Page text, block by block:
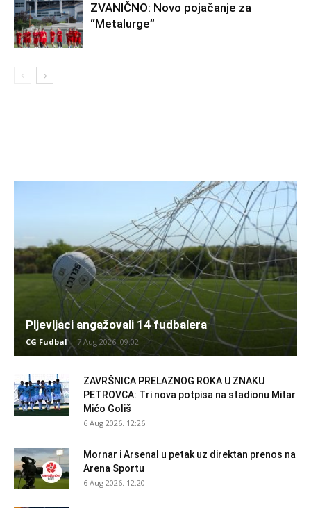
ZVANIČNO: Novo pojačanje za
“Metalurge”
Pljevljaci angažovali 14 fudbalera
CG Fudbal - 7 Aug 2026. 09:02
ZAVRŠNICA PRELAZNOG ROKA U ZNAKU
PETROVCA: Tri nova potpisa na stadionu Mitar
Mićo Goliš
6 Aug 2026. 12:26
Mornar i Arsenal u petak uz direktan prenos na
Arena Sportu
6 Aug 2026. 12:20